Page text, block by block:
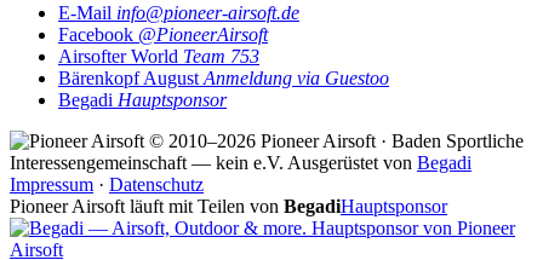
E-Mail info@pioneer-airsoft.de
Facebook @PioneerAirsoft
Airsofter World Team 753
Bärenkopf August Anmeldung via Guestoo
Begadi Hauptsponsor
© 2010–2026 Pioneer Airsoft · Baden Sportliche
Interessengemeinschaft — kein e.V. Ausgerüstet von Begadi
Impressum · Datenschutz
Pioneer Airsoft läuft mit Teilen von BegadiHauptsponsor